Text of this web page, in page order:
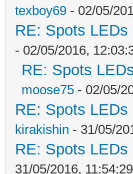
texboy69 - 02/05/
RE: Spots
- 02/05/2016,
RE: Spots
moose75 - 02/05/
RE: Spots
kirakishin - 31/05/
RE: Spots
31/05/2016, 11:54:29